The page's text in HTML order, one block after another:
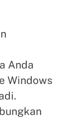
Anda
Windows